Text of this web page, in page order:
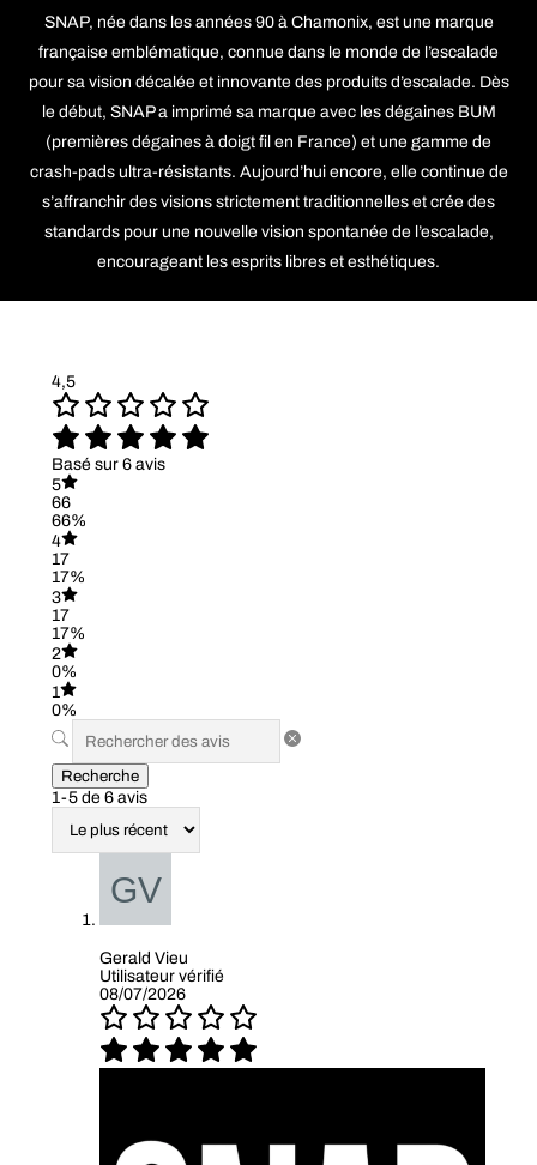
SNAP, née dans les années 90 à Chamonix, est une marque
française emblématique, connue dans le monde de l’escalade
pour sa vision décalée et innovante des produits d’escalade. Dès
le début, SNAP a imprimé sa marque avec les dégaines BUM
(premières dégaines à doigt fil en France) et une gamme de
crash-pads ultra-résistants. Aujourd’hui encore, elle continue de
s’affranchir des visions strictement traditionnelles et crée des
standards pour une nouvelle vision spontanée de l’escalade,
encourageant les esprits libres et esthétiques.
4,5
Basé sur 6 avis
5
66
66%
4
17
17%
3
17
17%
2
0%
1
0%
Recherche
1-5 de 6 avis
Gerald Vieu
Utilisateur vérifié
08/07/2026